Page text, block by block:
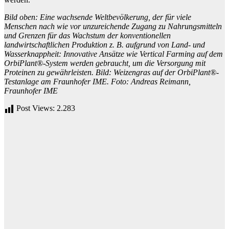
Bild oben: Eine wachsende Weltbevölkerung, der für viele
Menschen nach wie vor unzureichende Zugang zu Nahrungsmitteln
und Grenzen für das Wachstum der konventionellen
landwirtschaftlichen Produktion z. B. aufgrund von Land- und
Wasserknappheit: Innovative Ansätze wie Vertical Farming auf dem
OrbiPlant®-System werden gebraucht, um die Versorgung mit
Proteinen zu gewährleisten. Bild: Weizengras auf der OrbiPlant®-
Testanlage am Fraunhofer IME. Foto: Andreas Reimann,
Fraunhofer IME
Post Views: 2.283